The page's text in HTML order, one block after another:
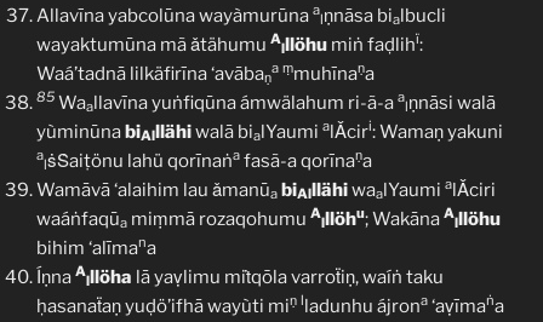
Allavīna yabcolūna wayàmurūna a
lṇnāsa bialbucli
wayaktumūna mã ǎtähumu A
lllöhu miṅ faḍlihï:
Waá’tadnā lilkäfirīna ‘avābaṇ
a ṃmuhīnaṇa
85 Waallavīna yuṅfiqūna ámwälahum ri-ã-a a
lṇnāsi walā
yùminūnabiAlllähiwalā bialYaumi alǍciri: Wamaṇ yakuni
a
lṡṠaiṭönu lahü qorīnaṅa fasã-a qorīnaṇa
Wamāvā ‘alaihim lau ǎmanūa biAlllähiwaalYaumi alǍciri
waáṅfaqūa miṃmā rozaqohumu A
lllöhu; Wakāna A
lllöhu
bihim ‘alīmana
Íṇna A
lllöha lā yaṿlimu miṫqōla varroẗiṇ, waíṅ taku
ḥasanaẗaṇ yuḍö’ifhā wayùti miṇ lladunhu ájrona ‘aṿīmaṅa